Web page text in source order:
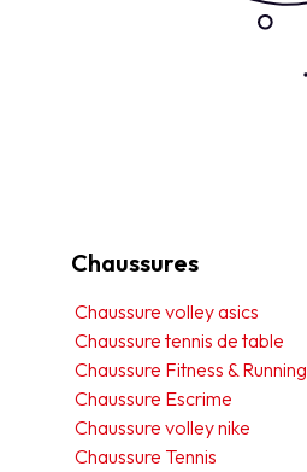
Chaussures
Chaussure volley asics
Chaussure tennis de table
Chaussure Fitness & Running
Chaussure Escrime
Chaussure volley nike
Chaussure Tennis